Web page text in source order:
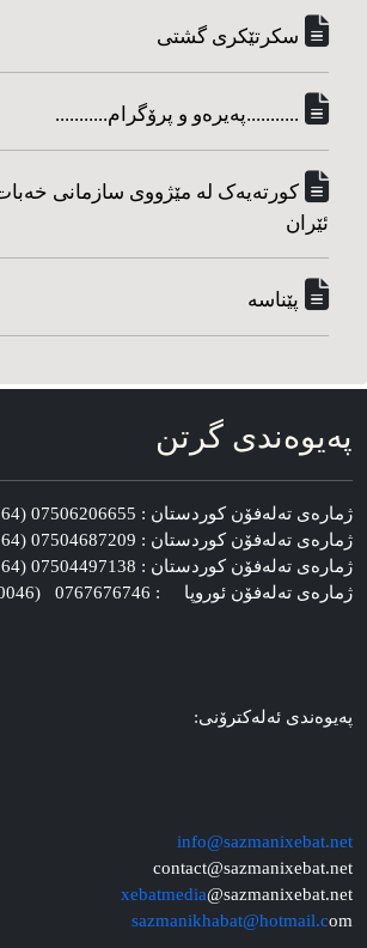
سکرتێکری گشتی
...........په‌یره‌و و پرۆگرام...........
کورته‌یه‌ک له مێژووی سازمانی
ئێران
پێناسه‌
په‌یوه‌ندی گرتن
ژماره‌ی ته‌له‌فۆن کوردستان : 07506206655 (00964)
ژماره‌ی ته‌له‌فۆن کوردستان : 07504687209 (00964)
ژماره‌ی ته‌له‌فۆن کوردستان : 07504497138 (00964)
ژماره‌ی ته‌له‌فۆن ئوروپا : 0767676746 (0046)
په‌یوه‌ندی ئه‌له‌کترۆنی:
info@sazmanixebat.net
contact@sazmanixebat.net
xebatmedia@sazmanixebat.net
sazmanikhabat@hotmail.com